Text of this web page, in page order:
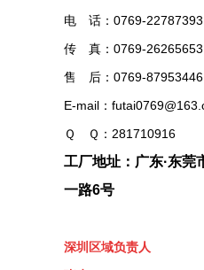
电 话：0769-
传 真：0769-26265653
售 后：0769-87953446
E-mail：
Ｑ Ｑ：281710916
工厂地址：广东·东莞
一路6号
深圳区域负责人